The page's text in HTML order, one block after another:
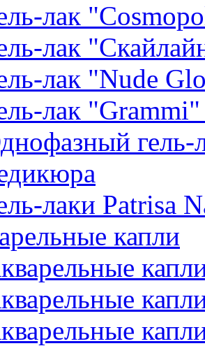
лак
лак
лак "Nude
лак
лаки Patrisa
капли